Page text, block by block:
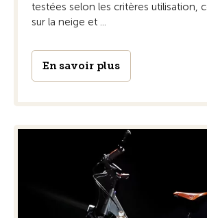
testées selon les critères utilisation,
sur la neige et ...
En savoir plus